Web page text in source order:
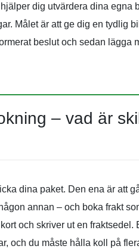
dig utvärdera dina egna
Målet är att ge dig en tydlig
beslut och sedan lägga
– vad är
dina paket. Den ena är att
annan – och boka frakt
och skriver ut en fraktsedel.
och du måste hålla koll på